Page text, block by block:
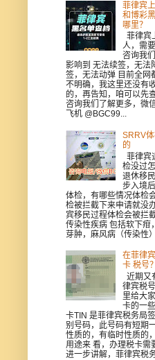
菲律宾
和博彩
哪里？
菲律宾
人，需
咨询我
影响到 无法续签，无法
签，无法动弹 目前全网
不明确，我这里还没有
的，再告知，咱可以先
咨询我们了解更多，微
飞机 @BGC99...
SRRV
的
菲律宾
检没过
退休移
步入境
体检，有哪些情况体检
检被拦截下来申请就没
宾移民过程体检会被拦
传染性疾病 包括软下疳
芽肿，麻风病（传染性
在菲律
卡 税号？
近期又
律宾税
里给大
卡的一
卡TIN 是菲律宾税务局
别号码，此号码有短期
性质的，有临时性质的
用途来 看，办理税卡需
进一步讲解，菲律宾税